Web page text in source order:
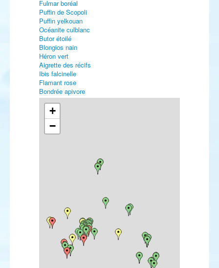
Fulmar boréal
Puffin de Scopoli
Puffin yelkouan
Océanite culblanc
Butor étoilé
Blongios nain
Héron vert
Aigrette des récifs
Ibis falcinelle
Flamant rose
Bondrée apivore
Vautour percnoptère
Vautour fauve
Vautour moine
Busard pâle
Aigle impérial
Marouette ponctuée
Bécasseau de Temminck
Bécasseau à queue pointue
Bécasseau falcinelle
Bécassine sourde
Bécassine des marais
Chevalier stagnatile
Chevalier à pattes jaunes
+
−